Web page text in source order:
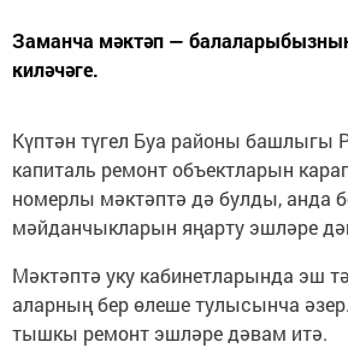
Заманча мәктәп —
киләчәге.
Күптән түгел Буа районы башлыгы
капиталь ремонт объектларын
номерлы мәктәптә дә булды, анда
мәйданчыкларын яңарту эшләре
Мәктәптә уку кабинетларында эш
аларның бер өлеше тулысынча
тышкы ремонт эшләре дәвам итә.